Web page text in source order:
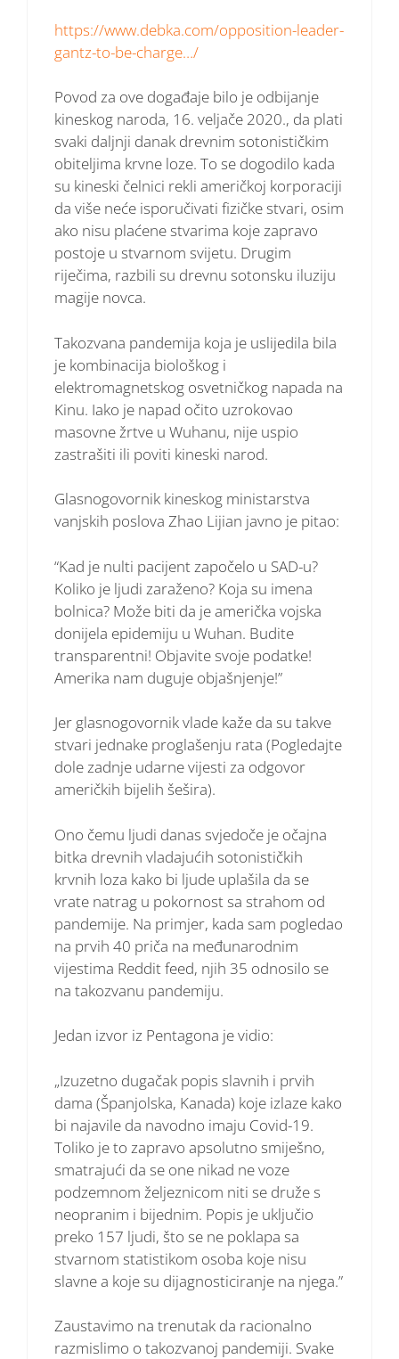
https://www.debka.com/opposition-leader-
gantz-to-be-charge…/
Povod za ove događaje bilo je odbijanje
kineskog naroda, 16. veljače 2020., da plati
svaki daljnji danak drevnim sotonističkim
obiteljima krvne loze. To se dogodilo kada
su kineski čelnici rekli američkoj korporaciji
da više neće isporučivati fizičke stvari, osim
ako nisu plaćene stvarima koje zapravo
postoje u stvarnom svijetu. Drugim
riječima, razbili su drevnu sotonsku iluziju
magije novca.
Takozvana pandemija koja je uslijedila bila
je kombinacija biološkog i
elektromagnetskog osvetničkog napada na
Kinu. Iako je napad očito uzrokovao
masovne žrtve u Wuhanu, nije uspio
zastrašiti ili poviti kineski narod.
Glasnogovornik kineskog ministarstva
vanjskih poslova Zhao Lijian javno je pitao:
“Kad je nulti pacijent započelo u SAD-u?
Koliko je ljudi zaraženo? Koja su imena
bolnica? Može biti da je američka vojska
donijela epidemiju u Wuhan. Budite
transparentni! Objavite svoje podatke!
Amerika nam duguje objašnjenje!”
Jer glasnogovornik vlade kaže da su takve
stvari jednake proglašenju rata (Pogledajte
dole zadnje udarne vijesti za odgovor
američkih bijelih šešira).
Ono čemu ljudi danas svjedoče je očajna
bitka drevnih vladajućih sotonističkih
krvnih loza kako bi ljude uplašila da se
vrate natrag u pokornost sa strahom od
pandemije. Na primjer, kada sam pogledao
na prvih 40 priča na međunarodnim
vijestima Reddit feed, njih 35 odnosilo se
na takozvanu pandemiju.
Jedan izvor iz Pentagona je vidio:
„Izuzetno dugačak popis slavnih i prvih
dama (Španjolska, Kanada) koje izlaze kako
bi najavile da navodno imaju Covid-19.
Toliko je to zapravo apsolutno smiješno,
smatrajući da se one nikad ne voze
podzemnom željeznicom niti se druže s
neopranim i bijednim. Popis je uključio
preko 157 ljudi, što se ne poklapa sa
stvarnom statistikom osoba koje nisu
slavne a koje su dijagnosticiranje na njega.”
Zaustavimo na trenutak da racionalno
razmislimo o takozvanoj pandemiji. Svake